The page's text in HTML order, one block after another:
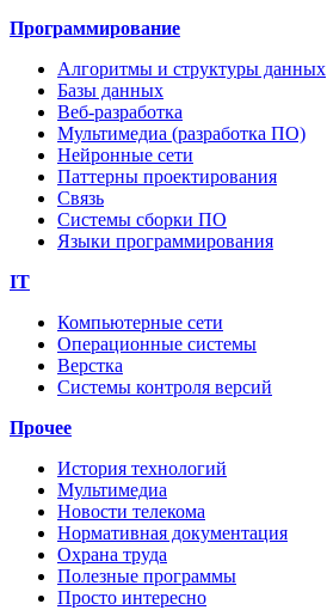
Программирование
Алгоритмы и структуры данных
Базы данных
Веб-разработка
Мультимедиа (разработка ПО)
Нейронные сети
Паттерны проектирования
Связь
Системы сборки ПО
Языки программирования
IT
Компьютерные сети
Операционные системы
Верстка
Системы контроля версий
Прочее
История технологий
Мультимедиа
Новости телекома
Нормативная документация
Охрана труда
Полезные программы
Просто интересно